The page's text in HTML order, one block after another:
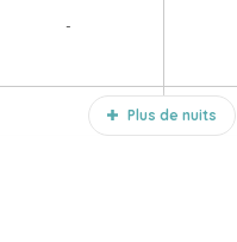
Plus de nuits
-